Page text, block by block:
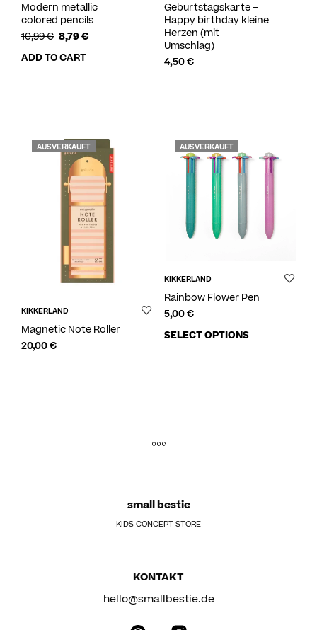
Modern metallic
colored pencils
10,99€ 8,79€
ADD TO CART
Geburtstagskarte –
Happy birthday kleine
Herzen (mit
Umschlag)
4,50€
AUSVERKAUFT
KIKKERLAND
Magnetic Note Roller
20,00€
AUSVERKAUFT
KIKKERLAND
Rainbow Flower Pen
5,00€
SELECT OPTIONS
small bestie
KIDS CONCEPT STORE
KONTAKT
hello@smallbestie.de